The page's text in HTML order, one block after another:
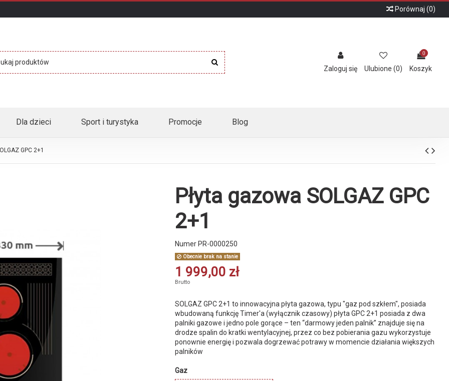
Porównaj (0)
Zaloguj się Ulubione (0)
0
Koszyk
Dla dzieci Sport i turystyka Promocje Blog
GPC 2+1
Płyta gazowa SOLGAZ GPC
2+1
Numer PR-0000250
Obecnie brak na stanie
1 999,00 zł
Brutto
SOLGAZ GPC 2+1 to innowacyjna płyta gazowa, typu "gaz pod szkłem", posiada
wbudowaną funkcję Timer'a (wyłącznik czasowy) płyta GPC 2+1 posiada z dwa
palniki gazowe i jedno pole gorące – ten “darmowy jeden palnik” znajduje się na
drodze spalin do kratki wentylacyjnej, przez co bez pobierania gazu wykorzystuje
ponownie energię i pozwala dogrzewać potrawy w momencie działania większych
palników
Gaz